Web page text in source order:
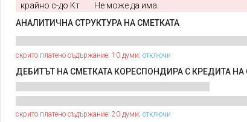
крайно с-до Кт Не може да има.
АНАЛИТИЧНА СТРУКТУРА НА СМЕТКАТА
скрито платено съдържание: 10 думи; отключи
ДЕБИТЪТ НА СМЕТКАТА КОРЕСПОНДИРА С КРЕДИТА
скрито платено съдържание: 20 думи; отключи